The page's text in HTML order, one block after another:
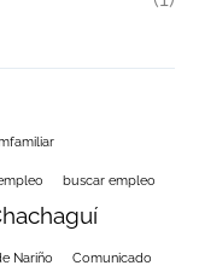
buscar empleo
Nariño Comunicado